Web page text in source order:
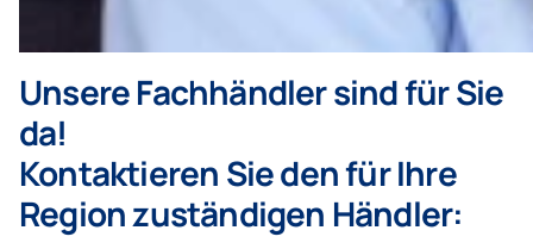
Unsere Fachhändler sind für Sie
da!
Kontaktieren Sie den für Ihre
Region zuständigen Händler: